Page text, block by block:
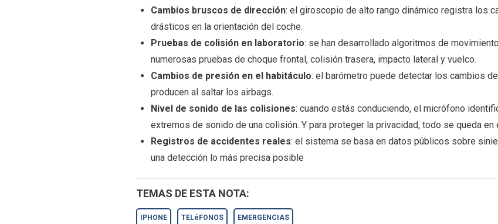
Cambios bruscos de dirección: el giroscopio de alto rango dinámico registra los
drásticos en la orientación del coche.
Pruebas de colisión en laboratorio: se han desarrollado algoritmos de
numerosas pruebas de choque frontal, colisión trasera, impacto lateral y vuelco.
Cambios de presión en el habitáculo: el barómetro puede detectar los cambios
producen al saltar los airbags.
Nivel de sonido de las colisiones: cuando estás conduciendo, el micrófono
extremos de sonido de una colisión. Y para proteger la privacidad, todo se queda en
Registros de accidentes reales: el sistema se basa en datos públicos sobre
una detección lo más precisa posible
TEMAS DE ESTA NOTA:
IPHONE TELéFONOS EMERGENCIAS